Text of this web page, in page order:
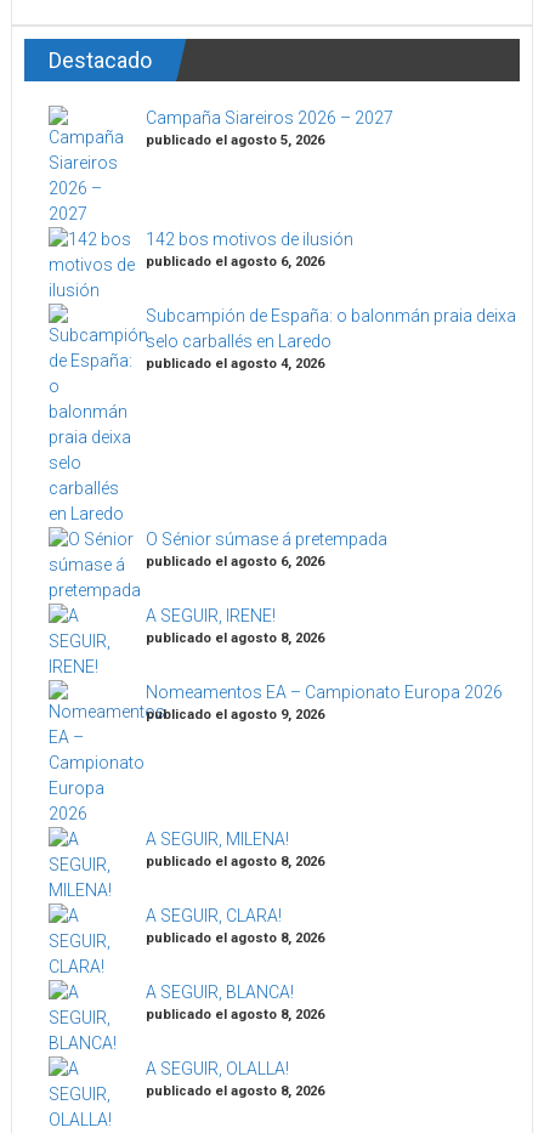
Destacado
Campaña Siareiros 2026 – 2027
publicado el agosto 5, 2026
142 bos motivos de ilusión
publicado el agosto 6, 2026
Subcampión de España: o balonmán praia deixa
selo carballés en Laredo
publicado el agosto 4, 2026
O Sénior súmase á pretempada
publicado el agosto 6, 2026
A SEGUIR, IRENE!
publicado el agosto 8, 2026
Nomeamentos EA – Campionato Europa 2026
publicado el agosto 9, 2026
A SEGUIR, MILENA!
publicado el agosto 8, 2026
A SEGUIR, CLARA!
publicado el agosto 8, 2026
A SEGUIR, BLANCA!
publicado el agosto 8, 2026
A SEGUIR, OLALLA!
publicado el agosto 8, 2026